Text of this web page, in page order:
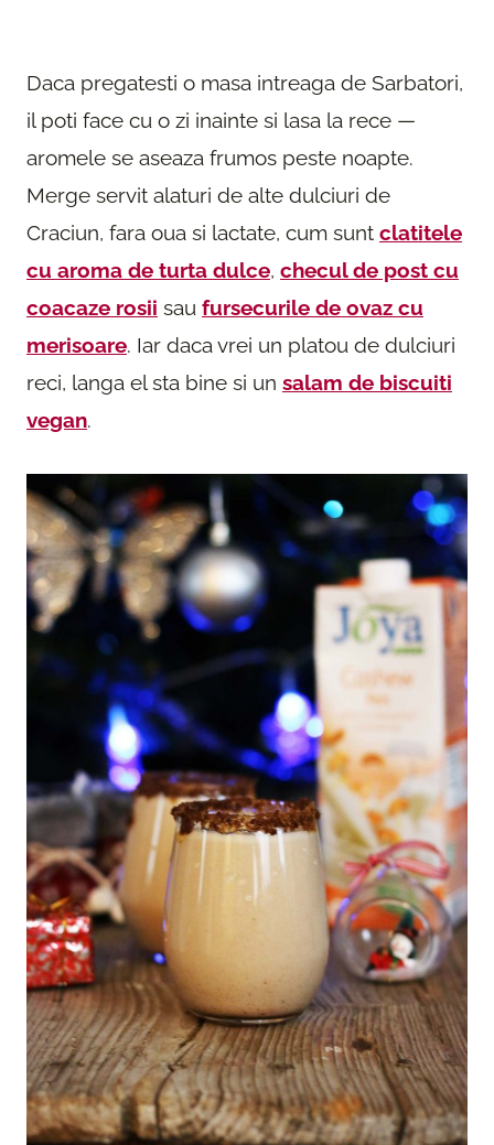
Daca pregatesti o masa intreaga de Sarbatori,
il poti face cu o zi inainte si lasa la rece —
aromele se aseaza frumos peste noapte.
Merge servit alaturi de alte dulciuri de
Craciun, fara oua si lactate, cum sunt clatitele
cu aroma de turta dulce, checul de post cu
coacaze rosii sau fursecurile de ovaz cu
merisoare. Iar daca vrei un platou de dulciuri
reci, langa el sta bine si un salam de biscuiti
vegan.